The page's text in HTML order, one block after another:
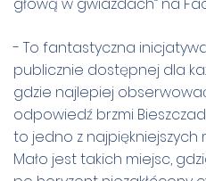
- To fantastyczna
publicznie dostępnej dla
gdzie najlepiej
odpowiedź brzmi
to jedno z najpiękniejszych
Mało jest takich miejsc,